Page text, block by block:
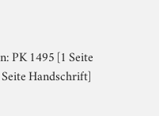
PK 1495 [1 Seite
Handschrift]